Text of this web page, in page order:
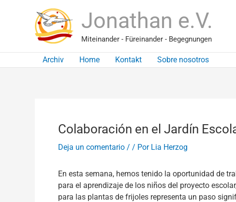
Jonathan e.V.
Miteinander - Füreinander - Begegnungen
Archiv Home Kontakt Sobre nosotros
Colaboración en el Jardín
Deja un comentario / / Por Lia Herzog
En esta semana, hemos tenido la oportunidad de
para el aprendizaje de los niños del proyecto
para las plantas de frijoles representa un paso